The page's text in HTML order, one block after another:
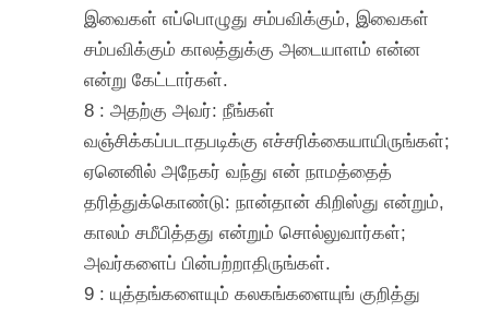
இவைகள் எப்பொழுது சம்பவிக்கும், இவைகள்
சம்பவிக்கும் காலத்துக்கு அடையாளம் என்ன
என்று கேட்டார்கள்.
8 : அதற்கு அவர்: நீங்கள்
வஞ்சிக்கப்படாதபடிக்கு எச்சரிக்கையாயிருங்கள்;
ஏனெனில் அநேகர் வந்து என் நாமத்தைத்
தரித்துக்கொண்டு: நான்தான் கிறிஸ்து என்றும்,
காலம் சமீபித்தது என்றும் சொல்லுவார்கள்;
அவர்களைப் பின்பற்றாதிருங்கள்.
9 : யுத்தங்களையும் கலகங்களையுங் குறித்து